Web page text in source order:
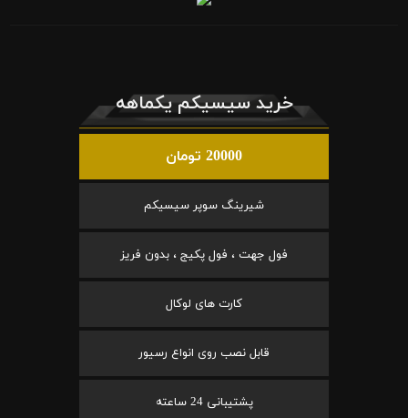
خرید سیسیکم یکماهه
20000 تومان
شیرینگ سوپر سیسیکم
فول جهت ، فول پکیج ، بدون فریز
کارت های لوکال
قابل نصب روی انواع رسیور
پشتیبانی 24 ساعته